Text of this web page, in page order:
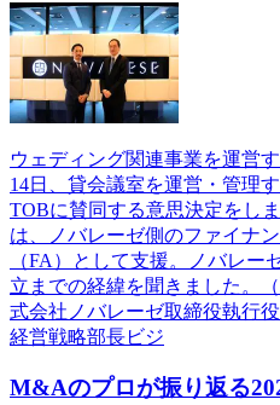
ウェディング関連事業を運営
14日、貸会議室を運営・管理
TOBに賛同する意思決定をし
は、ノバレーゼ側のファイナ
（FA）として支援。ノバレ
立までの経緯を聞きました。
式会社ノバレーゼ取締役執行
経営戦略部長ビジ
M&Aのプロが振り返る